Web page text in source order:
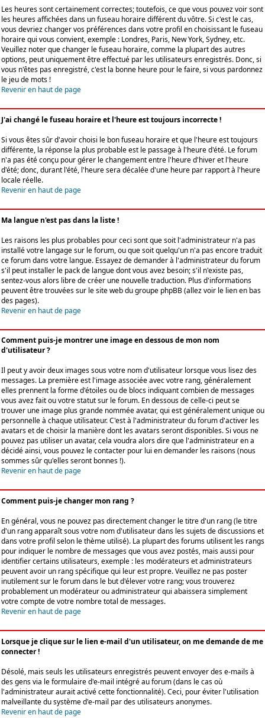
Les heures sont certainement correctes; toutefois, ce que vous pouvez voir sont
les heures affichées dans un fuseau horaire différent du vôtre. Si c'est le cas,
vous devriez changer vos préférences dans votre profil en choisissant le fuseau
horaire qui vous convient, exemple : Londres, Paris, New York, Sydney, etc.
Veuillez noter que changer le fuseau horaire, comme la plupart des autres
options, peut uniquement être effectué par les utilisateurs enregistrés. Donc, si
vous n'êtes pas enregistré, c'est la bonne heure pour le faire, si vous pardonnez
le jeu de mots !
Revenir en haut de page
J'ai changé le fuseau horaire et l'heure est toujours incorrecte !
Si vous êtes sûr d'avoir choisi le bon fuseau horaire et que l'heure est toujours
différente, la réponse la plus probable est le passage à l'heure d'été. Le forum
n'a pas été conçu pour gérer le changement entre l'heure d'hiver et l'heure
d'été; donc, durant l'été, l'heure sera décalée d'une heure par rapport à l'heure
locale réelle.
Revenir en haut de page
Ma langue n'est pas dans la liste !
Les raisons les plus probables pour ceci sont que soit l'administrateur n'a pas
installé votre langage sur le forum, ou que soit quelqu'un n'a pas encore traduit
ce forum dans votre langue. Essayez de demander à l'administrateur du forum
s'il peut installer le pack de langue dont vous avez besoin; s'il n'existe pas,
sentez-vous alors libre de créer une nouvelle traduction. Plus d'informations
peuvent être trouvées sur le site web du groupe phpBB (allez voir le lien en bas
des pages).
Revenir en haut de page
Comment puis-je montrer une image en dessous de mon nom
d'utilisateur ?
Il peut y avoir deux images sous votre nom d'utilisateur lorsque vous lisez des
messages. La première est l'image associée avec votre rang, généralement
elles prennent la forme d'étoiles ou de blocs indiquant combien de messages
vous avez fait ou votre statut sur le forum. En dessous de celle-ci peut se
trouver une image plus grande nommée avatar, qui est généralement unique ou
personnelle à chaque utilisateur. C'est à l'administrateur du forum d'activer les
avatars et de choisir la manière dont les avatars seront disponibles. Si vous ne
pouvez pas utiliser un avatar, cela voudra alors dire que l'administrateur en a
décidé ainsi, vous pouvez le contacter pour lui en demander les raisons (nous
sommes sûr qu'elles seront bonnes !).
Revenir en haut de page
Comment puis-je changer mon rang ?
En général, vous ne pouvez pas directement changer le titre d'un rang (le titre
d'un rang apparaît sous votre nom d'utilisateur dans les sujets de discussions et
dans votre profil selon le thème utilisé). La plupart des forums utilisent les rangs
pour indiquer le nombre de messages que vous avez postés, mais aussi pour
identifier certains utilisateurs, exemple : les modérateurs et administrateurs
peuvent avoir un rang spécifique qui leur est propre. Veuillez ne pas poster
inutilement sur le forum dans le but d'élever votre rang; vous trouverez
probablement un modérateur ou administrateur qui abaissera simplement
votre compte de votre nombre total de messages.
Revenir en haut de page
Lorsque je clique sur le lien e-mail d'un utilisateur, on me demande de me
connecter !
Désolé, mais seuls les utilisateurs enregistrés peuvent envoyer des e-mails à
des gens via le formulaire d'e-mail intégré au forum (dans le cas où
l'administrateur aurait activé cette fonctionnalité). Ceci, pour éviter l'utilisation
malveillante du système d'e-mail par des utilisateurs anonymes.
Revenir en haut de page